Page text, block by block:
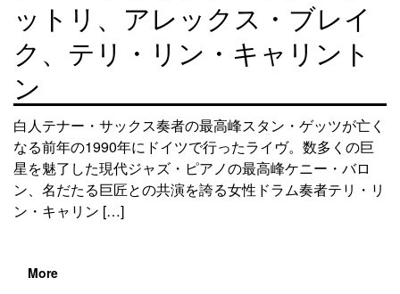
ットリ、アレックス・ブレイ
ク、テリ・リン・キャリント
ン
白人テナー・サックス奏者の最高峰スタン・ゲッツが亡く
なる前年の1990年にドイツで行ったライヴ。数多くの巨
星を魅了した現代ジャズ・ピアノの最高峰ケニー・バロ
ン、名だたる巨匠との共演を誇る女性ドラム奏者テリ・リ
ン・キャリン […]
More